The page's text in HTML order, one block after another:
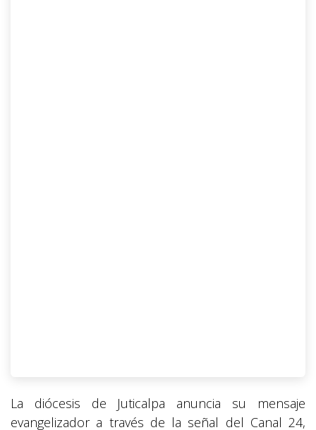
La diócesis de Juticalpa anuncia su mensaje
evangelizador a través de la señal del Canal 24,